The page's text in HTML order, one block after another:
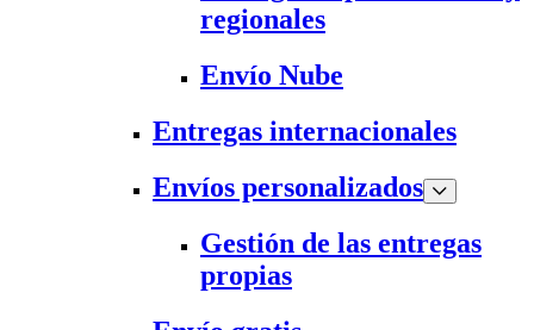
regionales
Envío Nube
Entregas internacionales
Envíos personalizados
Gestión de las entregas
propias